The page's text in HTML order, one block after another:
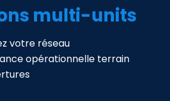
multi-units
votre réseau
opérationnelle terrain